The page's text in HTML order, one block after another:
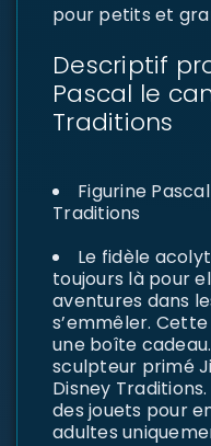
pour petits et
Descriptif
Pascal le
Traditions
Figurine
Traditions
Le fidèle
toujours là pour
aventures dans
s’emmêler.
une boîte
sculpteur primé
Disney
des jouets pour
adultes